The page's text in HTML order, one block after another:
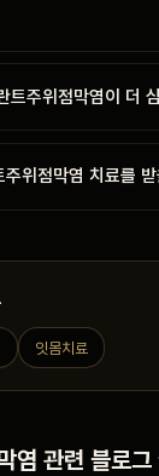
트주위점막염이 더
위점막염 치료를
잇몸치료
염 관련 블로그